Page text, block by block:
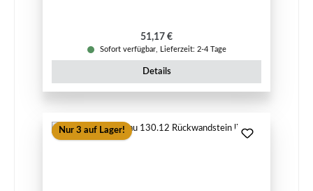
Regulärer Preis:
51,17 €
Sofort verfügbar, Lieferzeit: 2-4 Tage
Details
Nur 3 auf Lager!